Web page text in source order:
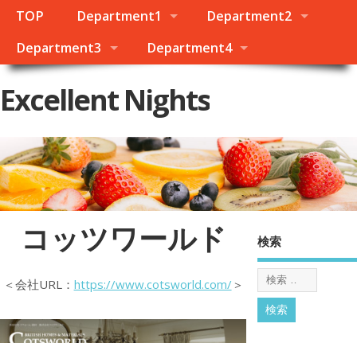
TOP Department1
Department2
Department3
Department4
Excellent Nights
コッツワールド
＜会社URL： https://www.cotsworld.com/＞
検索